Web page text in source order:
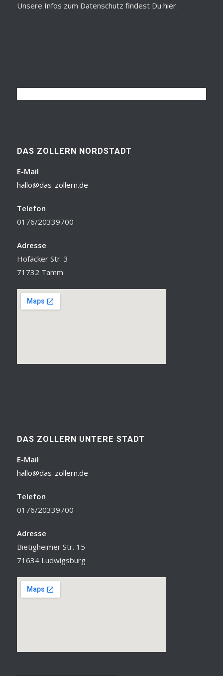
Unsere Infos zum Datenschutz findest Du hier.
DAS ZOLLERN NORDSTADT
E-Mail
hallo@das-zollern.de
Telefon
0176/20339700
Adresse
Hofäcker Str. 3
71732 Tamm
DAS ZOLLERN UNTERE STADT
E-Mail
hallo@das-zollern.de
Telefon
0176/20339700
Adresse
Bietigheimer Str. 15
71634 Ludwigsburg